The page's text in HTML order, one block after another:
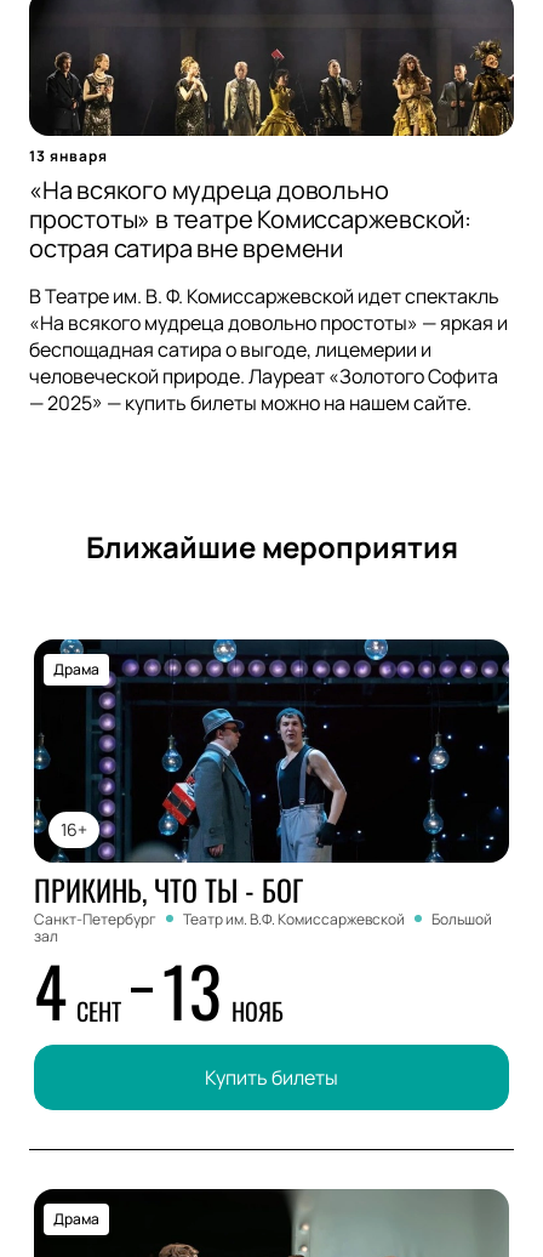
13 января
«На всякого мудреца довольно
простоты» в театре Комиссаржевской:
острая сатира вне времени
В Театре им. В. Ф. Комиссаржевской идет спектакль
«На всякого мудреца довольно простоты» — яркая и
беспощадная сатира о выгоде, лицемерии и
человеческой природе. Лауреат «Золотого Софита
— 2025» — купить билеты можно на нашем сайте.
Ближайшие мероприятия
16+
Драма
ПРИКИНЬ, ЧТО ТЫ - БОГ
Санкт-Петербург Театр им. В.Ф. Комиссаржевской
Большой
зал
4 СЕНТ 13 НОЯБ
Купить билеты
Драма